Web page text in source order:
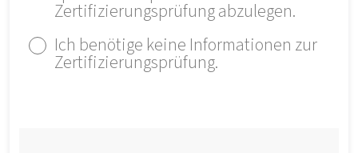
Zertifizierungsprüfung abzulegen.
Ich benötige keine Informationen zur
Zertifizierungsprüfung.